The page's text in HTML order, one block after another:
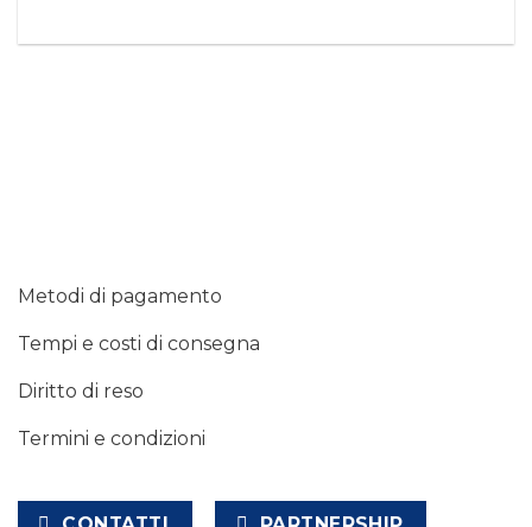
Metodi di pagamento
Tempi e costi di consegna
Diritto di reso
Termini e condizioni